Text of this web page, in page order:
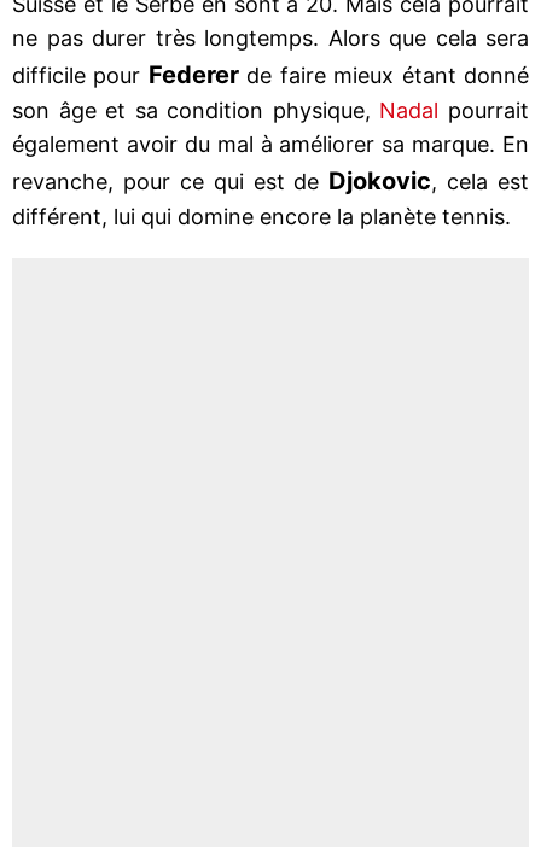
ne pas durer très longtemps. Alors que cela sera
difficile pour Federerde faire mieux étant donné
son âge et sa condition physique, Nadal pourrait
également avoir du mal à améliorer sa marque. En
revanche, pour ce qui est de Djokovic, cela est
différent, lui qui domine encore la planète tennis.